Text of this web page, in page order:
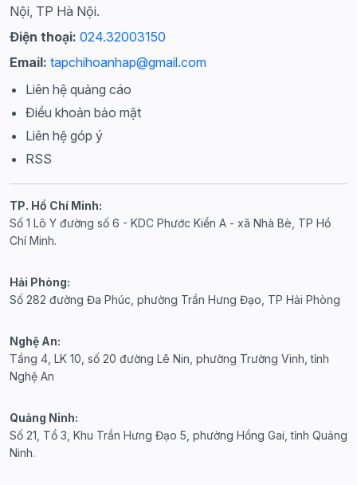
Nội, TP Hà Nội.
Điện thoại: 024.32003150
Email: tapchihoanhap@gmail.com
Liên hệ quảng cáo
Điều khoản bảo mật
Liên hệ góp ý
RSS
TP. Hồ Chí Minh:
Số 1 Lô Y đường số 6 - KDC Phước Kiển A - xã Nhà Bè, TP Hồ
Chí Minh.
Hải Phòng:
Số 282 đường Đa Phúc, phường Trần Hưng Đạo, TP Hải Phòng
Nghệ An:
Tầng 4, LK 10, số 20 đường Lê Nin, phường Trường Vinh, tỉnh
Nghệ An
Quảng Ninh:
Số 21, Tổ 3, Khu Trần Hưng Đạo 5, phường Hồng Gai, tỉnh Quảng
Ninh.